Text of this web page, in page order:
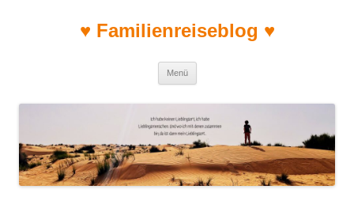
♥ Familienreiseblog ♥
Menü